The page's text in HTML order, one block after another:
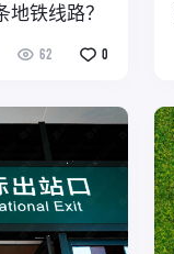
铁线路？
62 0